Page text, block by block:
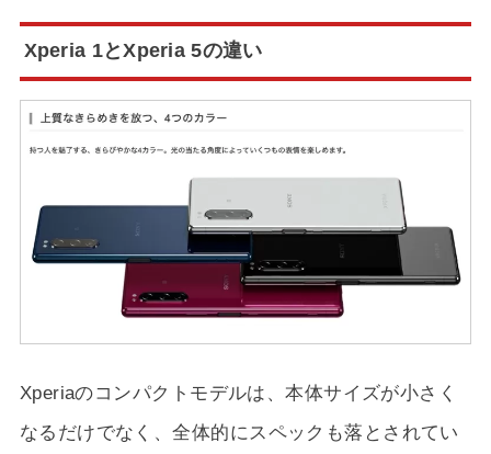
Xperia 1とXperia 5の違い
Xperiaのコンパクトモデルは、本体サイズが小さく
なるだけでなく、全体的にスペックも落とされてい